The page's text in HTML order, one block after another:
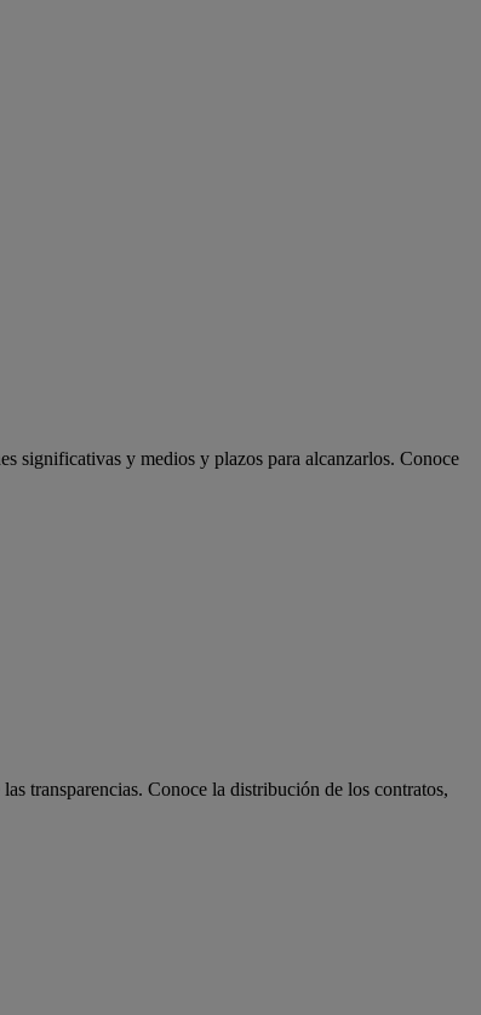
significativas y medios y plazos para alcanzarlos. Conoce
transparencias. Conoce la distribución de los contratos,